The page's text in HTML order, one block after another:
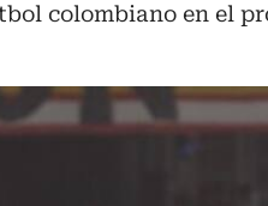
colombiano en el